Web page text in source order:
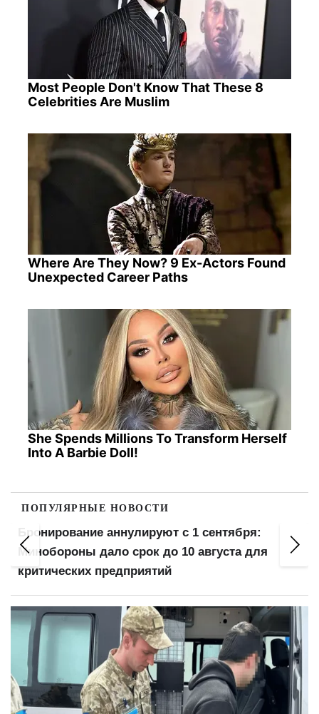
Most People Don't Know That These 8
Celebrities Are Muslim
Where Are They Now? 9 Ex-Actors Found
Unexpected Career Paths
She Spends Millions To Transform Herself
Into A Barbie Doll!
ПОПУЛЯРНЫЕ НОВОСТИ
Бронирование аннулируют с 1 сентября:
Минобороны дало срок до 10 августа для
критических предприятий